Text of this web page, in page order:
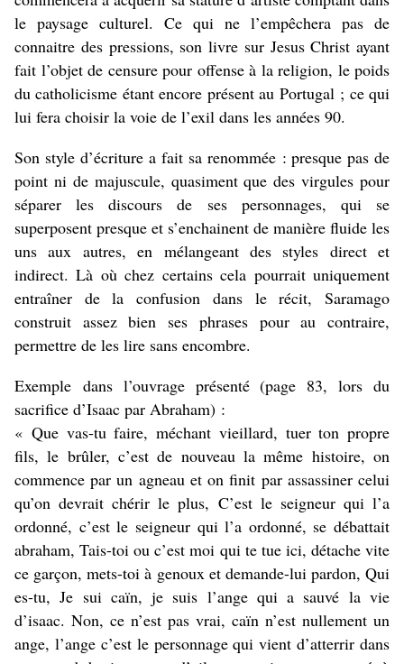
le paysage culturel. Ce qui ne l’empêchera pas de
connaitre des pressions, son livre sur Jesus Christ ayant
fait l’objet de censure pour offense à la religion, le poids
du catholicisme étant encore présent au Portugal ; ce qui
lui fera choisir la voie de l’exil dans les années 90.
Son style d’écriture a fait sa renommée : presque pas de
point ni de majuscule, quasiment que des virgules pour
séparer les discours de ses personnages, qui se
superposent presque et s’enchainent de manière fluide les
uns aux autres, en mélangeant des styles direct et
indirect. Là où chez certains cela pourrait uniquement
entraîner de la confusion dans le récit, Saramago
construit assez bien ses phrases pour au contraire,
permettre de les lire sans encombre.
Exemple dans l’ouvrage présenté (page 83, lors du
sacrifice d’Isaac par Abraham) :
« Que vas-tu faire, méchant vieillard, tuer ton propre
fils, le brûler, c’est de nouveau la même histoire, on
commence par un agneau et on finit par assassiner celui
qu’on devrait chérir le plus, C’est le seigneur qui l’a
ordonné, c’est le seigneur qui l’a ordonné, se débattait
abraham, Tais-toi ou c’est moi qui te tue ici, détache vite
ce garçon, mets-toi à genoux et demande-lui pardon, Qui
es-tu, Je sui caïn, je suis l’ange qui a sauvé la vie
d’isaac. Non, ce n’est pas vrai, caïn n’est nullement un
ange, l’ange c’est le personnage qui vient d’atterrir dans